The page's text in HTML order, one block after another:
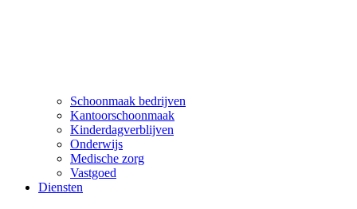
Schoonmaak bedrijven
Kantoorschoonmaak
Kinderdagverblijven
Onderwijs
Medische zorg
Vastgoed
Diensten